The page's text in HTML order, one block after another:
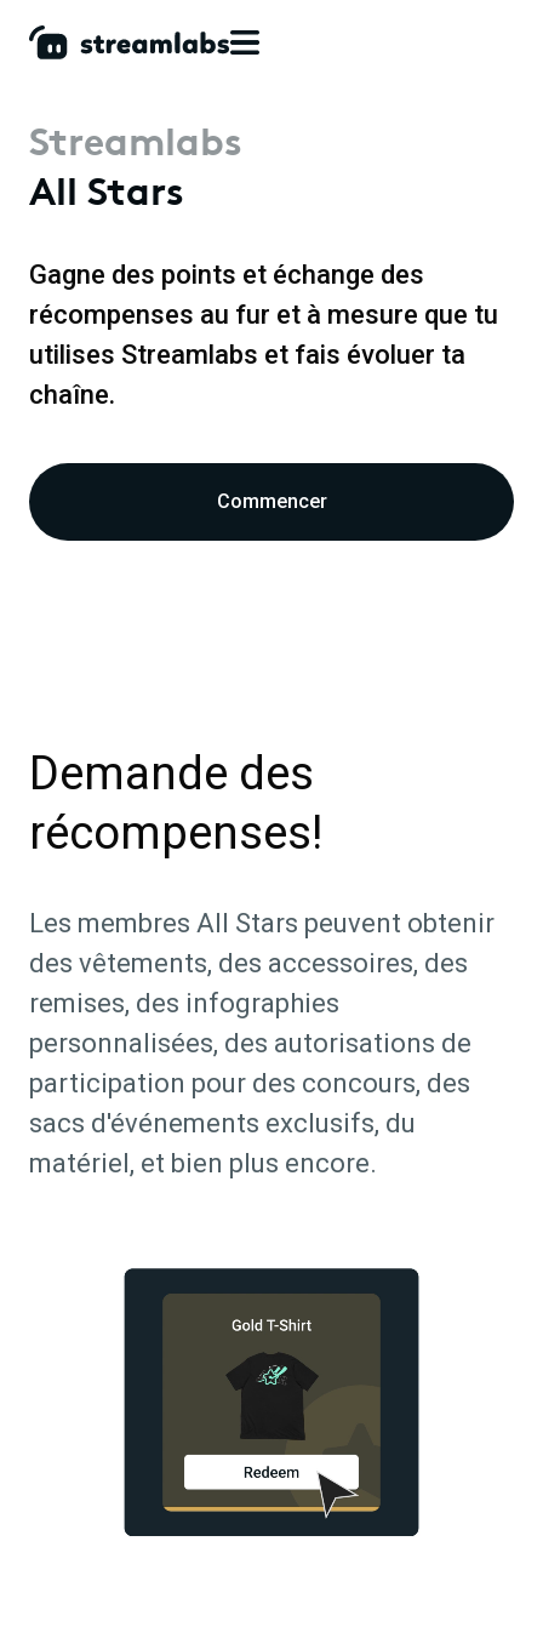
Streamlabs
All Stars
Gagne des points et échange des
récompenses au fur et à mesure que tu
utilises Streamlabs et fais évoluer ta
chaîne.
Commencer
Demande des
récompenses!
Les membres All Stars peuvent obtenir
des vêtements, des accessoires, des
remises, des infographies
personnalisées, des autorisations de
participation pour des concours, des
sacs d'événements exclusifs, du
matériel, et bien plus encore.